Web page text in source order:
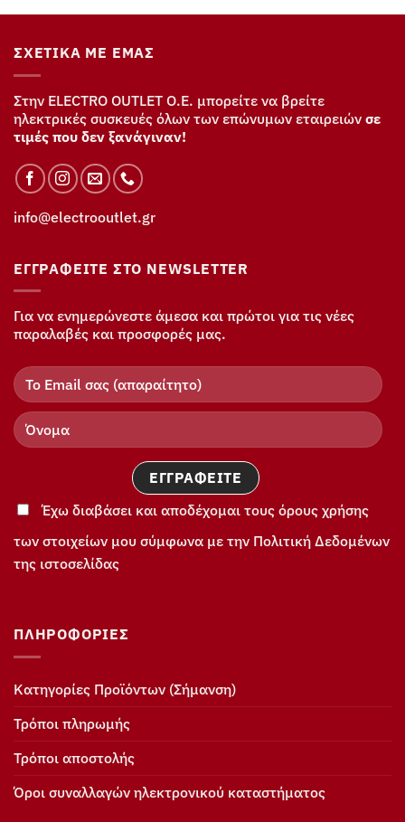
ΣΧΕΤΙΚΆ ΜΕ ΕΜΆΣ
Στην ELECTRO OUTLET Ο.Ε. μπορείτε να βρείτε
ηλεκτρικές συσκευές όλων των επώνυμων εταιρειών σε
τιμές που δεν ξανάγιναν!
info@electrooutlet.gr
ΕΓΓΡΑΦΕΊΤΕ ΣΤΟ NEWSLETTER
Για να ενημερώνεστε άμεσα και πρώτοι για τις νέες
παραλαβές και προσφορές μας.
Έχω διαβάσει και αποδέχομαι τους όρους χρήσης
των στοιχείων μου σύμφωνα με την Πολιτική Δεδομένων
της ιστοσελίδας
ΠΛΗΡΟΦΟΡΊΕΣ
Κατηγορίες Προϊόντων (Σήμανση)
Τρόποι πληρωμής
Τρόποι αποστολής
Όροι συναλλαγών ηλεκτρονικού καταστήματος